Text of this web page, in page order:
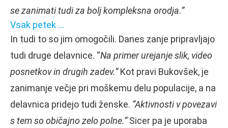
se zanimati tudi za bolj kompleksna orodja.”
Vsak petek …
In tudi to so jim omogočili. Danes zanje pripravljajo
tudi druge delavnice. “Na primer urejanje slik, video
posnetkov in drugih zadev.”Kot pravi Bukovšek, je
zanimanje večje pri moškemu delu populacije, a na
delavnica pridejo tudi ženske. “Aktivnosti v povezavi
s tem so običajno zelo polne.”Sicer pa je uporaba